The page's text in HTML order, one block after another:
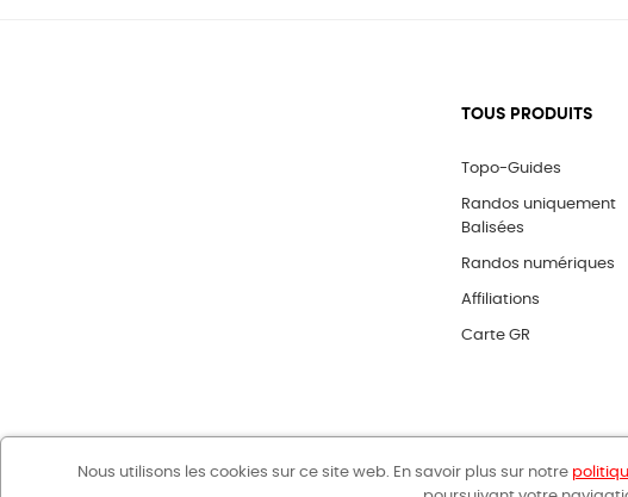
TOUS PRODUITS
Topo-Guides
Randos uniquement
Balisées
Randos numériques
Affiliations
Carte GR
Nous utilisons les cookies sur ce site web. En savoir plus sur notre